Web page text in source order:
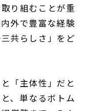
り組むことが重
外で豊富な経験
共らしさ」をど
「主体性」だと
、単なるボトム